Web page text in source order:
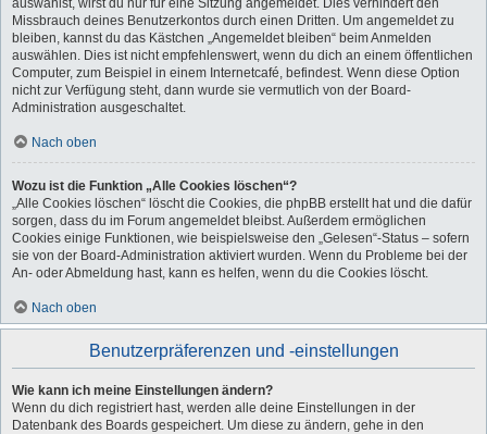
auswählst, wirst du nur für eine Sitzung angemeldet. Dies verhindert den
Missbrauch deines Benutzerkontos durch einen Dritten. Um angemeldet zu
bleiben, kannst du das Kästchen „Angemeldet bleiben“ beim Anmelden
auswählen. Dies ist nicht empfehlenswert, wenn du dich an einem öffentlichen
Computer, zum Beispiel in einem Internetcafé, befindest. Wenn diese Option
nicht zur Verfügung steht, dann wurde sie vermutlich von der Board-
Administration ausgeschaltet.
Nach oben
Wozu ist die Funktion „Alle Cookies löschen“?
„Alle Cookies löschen“ löscht die Cookies, die phpBB erstellt hat und die dafür
sorgen, dass du im Forum angemeldet bleibst. Außerdem ermöglichen
Cookies einige Funktionen, wie beispielsweise den „Gelesen“-Status – sofern
sie von der Board-Administration aktiviert wurden. Wenn du Probleme bei der
An- oder Abmeldung hast, kann es helfen, wenn du die Cookies löscht.
Nach oben
Benutzerpräferenzen und -einstellungen
Wie kann ich meine Einstellungen ändern?
Wenn du dich registriert hast, werden alle deine Einstellungen in der
Datenbank des Boards gespeichert. Um diese zu ändern, gehe in den